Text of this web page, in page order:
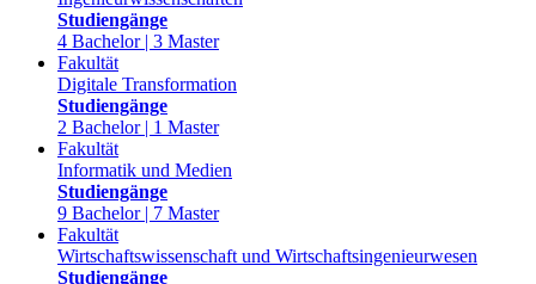
Studiengänge
4 Bachelor | 3 Master
Fakultät
Digitale Transformation
Studiengänge
2 Bachelor | 1 Master
Fakultät
Informatik und Medien
Studiengänge
9 Bachelor | 7 Master
Fakultät
Wirtschaftswissenschaft und Wirtschaftsingenieurwesen
Studiengänge